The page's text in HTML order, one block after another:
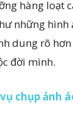
hàng loạt
những hình
dung rõ
đời mình.
chụp ảnh